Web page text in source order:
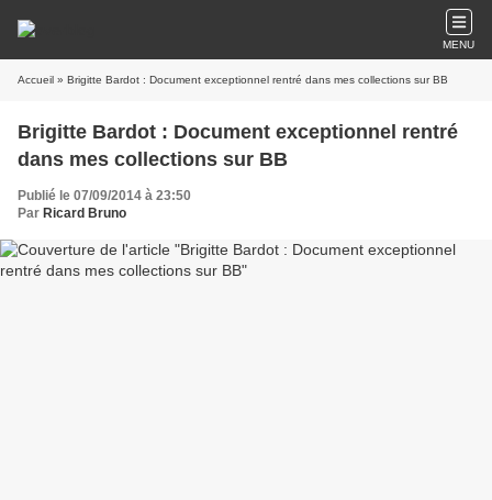
MENU
Accueil » Brigitte Bardot : Document exceptionnel rentré dans mes collections sur BB
Brigitte Bardot : Document exceptionnel rentré
dans mes collections sur BB
Publié le 07/09/2014 à 23:50
Par Ricard Bruno